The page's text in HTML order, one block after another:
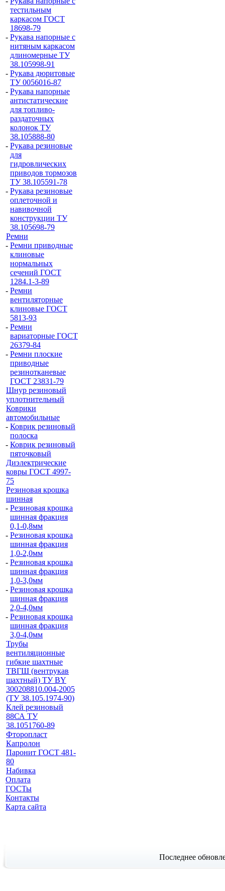
тестильным
каркасом ГОСТ
18698-79
- Рукава напорные с
нитяным каркасом
длиномерные ТУ
38.105998-91
- Рукава дюритовые
ТУ 0056016-87
- Рукава напорные
антистатические
для топливо-
раздаточных
колонок ТУ
38.105888-80
- Рукава резиновые
для
гидровлических
приводов тормозов
ТУ 38.105591-78
- Рукава резиновые
оплеточной и
навивочной
конструкции ТУ
38.105698-79
Ремни
- Ремни приводные
клиновые
нормальных
сечений ГОСТ
1284.1-3-89
- Ремни
вентиляторные
клиновые ГОСТ
5813-93
- Ремни
вариаторные ГОСТ
26379-84
- Ремни плоские
приводные
резинотканевые
ГОСТ 23831-79
Шнур резиновый
уплотнительный
Коврики
автомобильные
- Коврик резиновый
полоска
- Коврик резиновый
пяточковый
Диэлектрические
ковры ГОСТ 4997-
75
Резиновая крошка
шинная
- Резиновая крошка
шинная фракция
0,1-0,8мм
- Резиновая крошка
шинная фракция
1,0-2,0мм
- Резиновая крошка
шинная фракция
1,0-3,0мм
- Резиновая крошка
шинная фракция
2,0-4,0мм
- Резиновая крошка
шинная фракция
3,0-4,0мм
Трубы
вентиляционные
гибкие шахтные
ТВГШ (вентрукав
шахтный) ТУ BY
300208810.004-2005
(ТУ 38.105.1974-90)
Клей резиновый
88СА ТУ
38.1051760-89
Фторопласт
Капролон
Паронит ГОСТ 481-
80
Набивка
Оплата
ГОСТы
Контакты
Карта сайта
Последнее